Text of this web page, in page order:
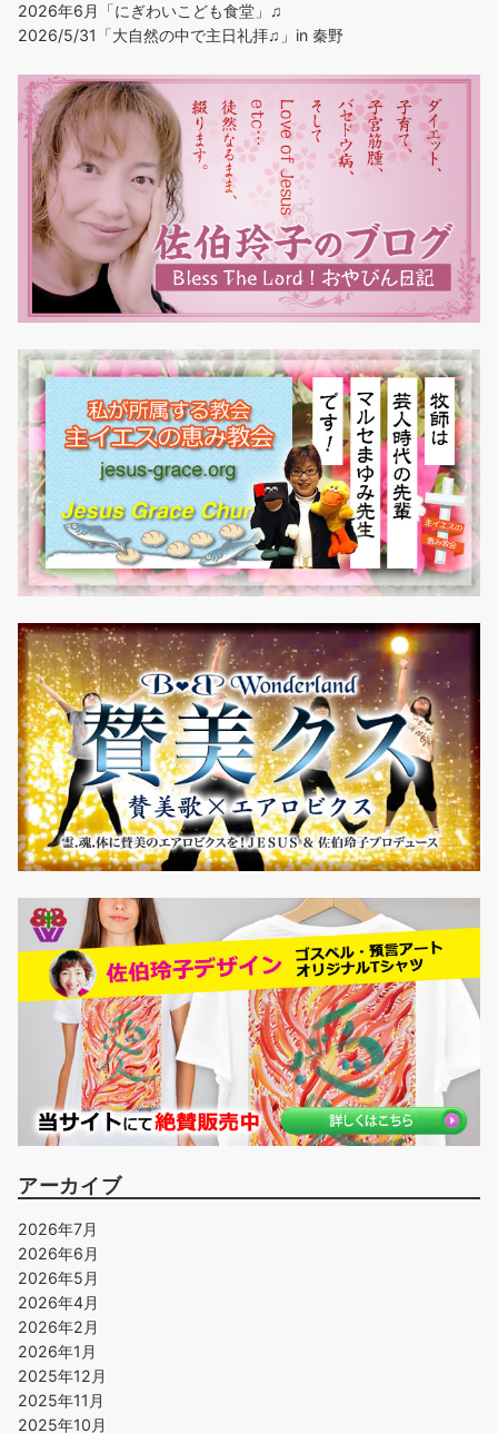
2026年6月「にぎわいこども食堂」♫
2026/5/31「大自然の中で主日礼拝♫」in 秦野
アーカイブ
2026年7月
2026年6月
2026年5月
2026年4月
2026年2月
2026年1月
2025年12月
2025年11月
2025年10月